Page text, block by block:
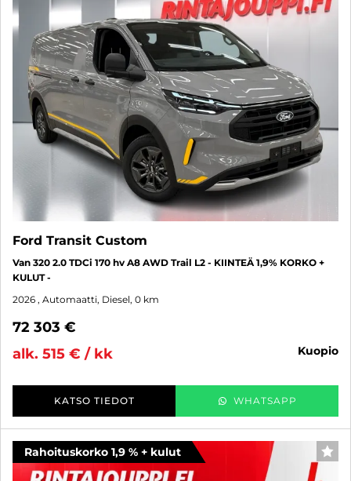
Ford Transit Custom
Van 320 2.0 TDCi 170 hv A8 AWD Trail L2 - KIINTEÄ 1,9% KORKO +
KULUT -
2026 , Automaatti, Diesel, 0 km
72 303 €
alk. 515 € / kk
kuopio
KATSO TIEDOT WHATSAPP
Rahoituskorko 1,9 % + kulut